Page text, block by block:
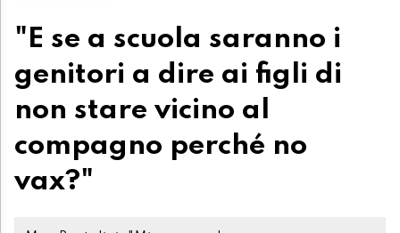
"E se a scuola saranno i
genitori a dire ai figli di
non stare vicino al
compagno perché no
vax?"